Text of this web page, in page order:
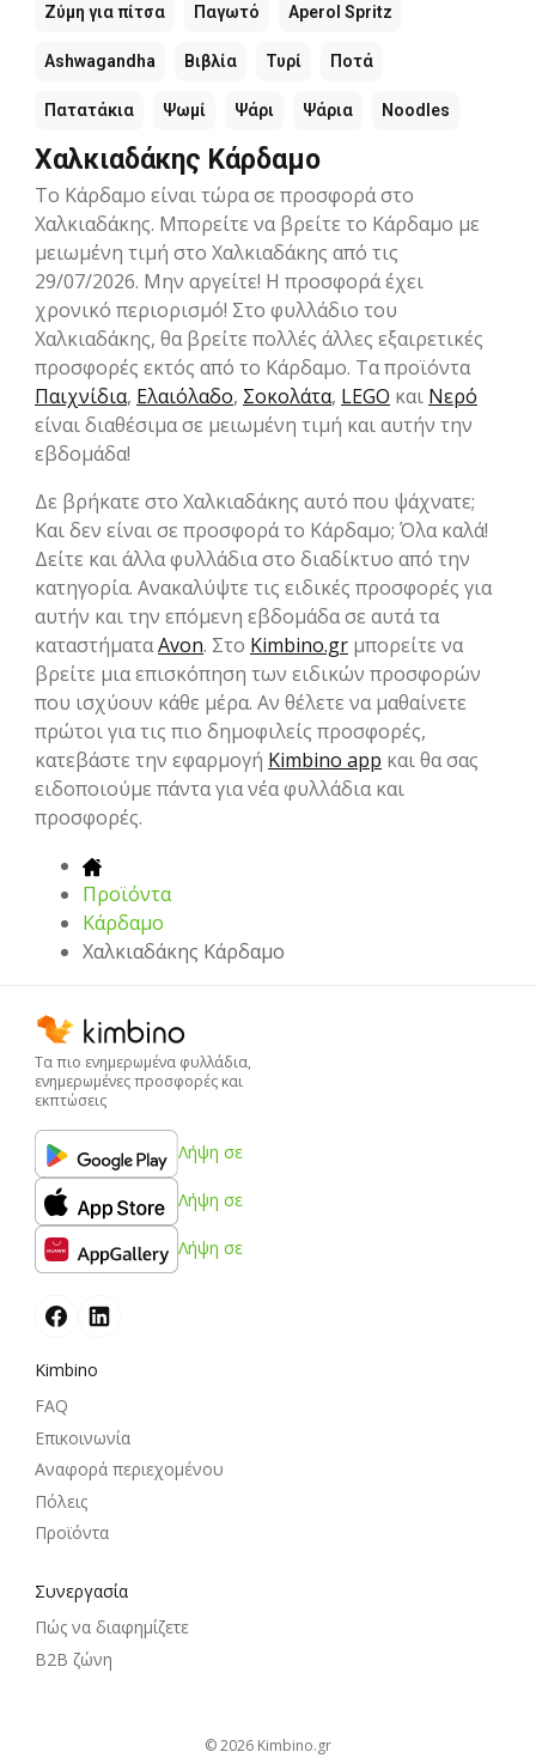
Ζύμη για πίτσα Παγωτό Aperol Spritz
Ashwagandha Βιβλία Τυρί Ποτά
Πατατάκια Ψωμί Ψάρι Ψάρια Noodles
Χαλκιαδάκης Κάρδαμο
Το Κάρδαμο είναι τώρα σε προσφορά στο
Χαλκιαδάκης. Μπορείτε να βρείτε το Κάρδαμο με
μειωμένη τιμή στο Χαλκιαδάκης από τις
29/07/2026. Μην αργείτε! Η προσφορά έχει
χρονικό περιορισμό! Στο φυλλάδιο του
Χαλκιαδάκης, θα βρείτε πολλές άλλες εξαιρετικές
προσφορές εκτός από το Κάρδαμο. Τα προϊόντα
Παιχνίδια, Ελαιόλαδο, Σοκολάτα, LEGO και Νερό
είναι διαθέσιμα σε μειωμένη τιμή και αυτήν την
εβδομάδα!
Δε βρήκατε στο Χαλκιαδάκης αυτό που ψάχνατε;
Και δεν είναι σε προσφορά το Κάρδαμο; Όλα καλά!
Δείτε και άλλα φυλλάδια στο διαδίκτυο από την
κατηγορία. Ανακαλύψτε τις ειδικές προσφορές για
αυτήν και την επόμενη εβδομάδα σε αυτά τα
καταστήματαAvon. Στο Kimbino.gr μπορείτε να
βρείτε μια επισκόπηση των ειδικών προσφορών
που ισχύουν κάθε μέρα. Αν θέλετε να μαθαίνετε
πρώτοι για τις πιο δημοφιλείς προσφορές,
κατεβάστε την εφαρμογή Kimbino app και θα σας
ειδοποιούμε πάντα για νέα φυλλάδια και
προσφορές.
Προϊόντα
Κάρδαμο
Χαλκιαδάκης Κάρδαμο
Τα πιο ενημερωμένα φυλλάδια,
ενημερωμένες προσφορές και
εκπτώσεις
Λήψη σε
Λήψη σε
Λήψη σε
Kimbino
FAQ
Επικοινωνία
Αναφορά περιεχομένου
Πόλεις
Προϊόντα
Συνεργασία
Πώς να διαφημίζετε
B2B ζώνη
© 2026 kimbino.gr